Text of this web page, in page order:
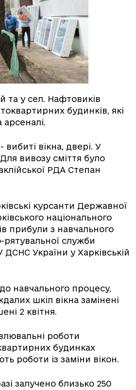
та у сел. Нафтовиків
будинків, які
вікна, двері. У
вивозу сміття було
РДА Степан
курсанти Державної
національного
прибули з навчального
рятувальної служби
ДСНС України у Харківській
навчального процесу,
шкіл вікна замінені
2 квітня.
роботи
будинках
роботи із заміни вікон.
залучено близько 250